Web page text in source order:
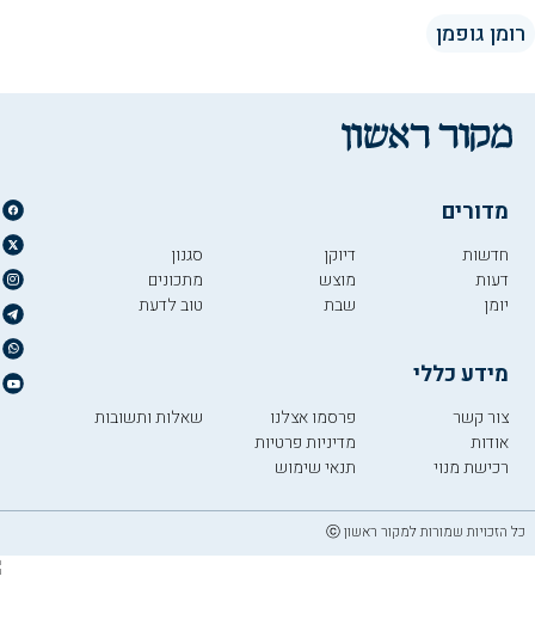
רומן גופמן
מדורים
חדשות
דעות
יומן
דיוקן
מוצש
שבת
סגנון
מתכונים
טוב לדעת
מידע כללי
צור קשר
אודות
רכישת מנוי
פרסמו אצלנו
מדיניות פרטיות
תנאי שימוש
שאלות ותשובות
כל הזכויות שמורות למקור ראשון ⓒ